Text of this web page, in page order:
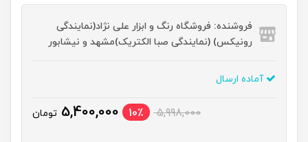
فروشنده: فروشگاه رنگ و ابزار علی نژاد(نمایندگی
رونیکس) (نمایندگی صبا الکتریک)مشهد و نیشابور
آماده ارسال
5,998,000 10٪ 5,400,000 تومان